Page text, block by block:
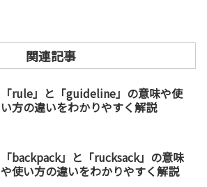
関連記事
「rule」と「guideline」の意味や使
い方の違いをわかりやすく解説
「backpack」と「rucksack」の意味
や使い方の違いをわかりやすく解説